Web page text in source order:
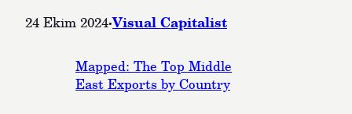
24 Ekim 2024·Visual Capitalist
Mapped: The Top Middle
East Exports by Country